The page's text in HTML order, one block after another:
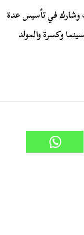
مصري، كتب ٧ روايات وشارك في تأسيس عدة
وكسرة والمولد